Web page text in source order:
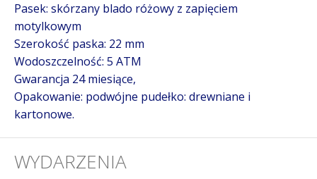
Pasek: skórzany blado różowy z zapięciem
motylkowym
Szerokość paska: 22 mm
Wodoszczelność: 5 ATM
Gwarancja 24 miesiące,
Opakowanie: podwójne pudełko: drewniane i
kartonowe.
WYDARZENIA